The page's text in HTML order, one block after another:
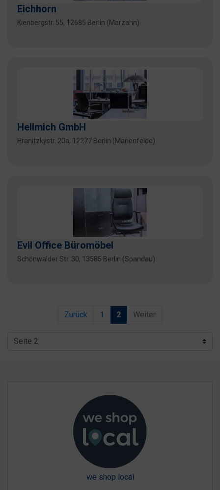
Eichhorn
Kienbergstr. 55, 12685 Berlin (Marzahn)
Hellmich GmbH
Hranitzkystr. 20a, 12277 Berlin (Marienfelde)
Evil Office Büromöbel
Schönwalder Str. 30, 13585 Berlin (Spandau)
Zurück 1 2 Weiter
we shop local